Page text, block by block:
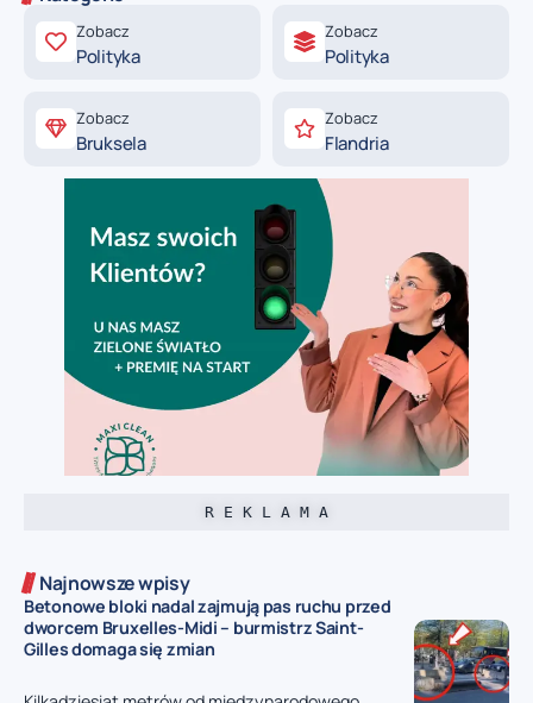
Zobacz
Polityka
Zobacz
Polityka
Zobacz
Bruksela
Zobacz
Flandria
R E K L A M A
Najnowsze wpisy
Betonowe bloki nadal zajmują pas ruchu przed
dworcem Bruxelles-Midi – burmistrz Saint-
Gilles domaga się zmian